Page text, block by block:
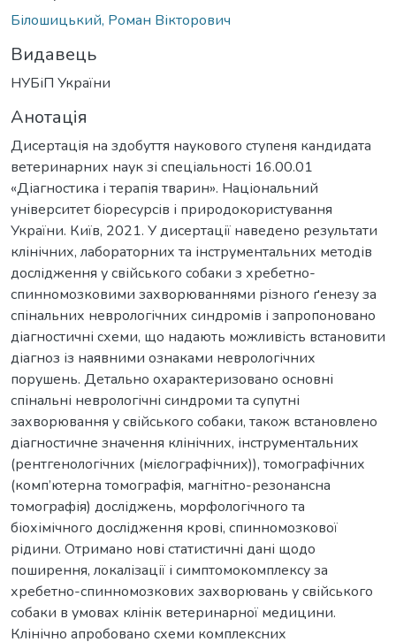
Білошицький, Роман Вікторович
Видавець
НУБіП України
Анотація
Дисертація на здобуття наукового ступеня кандидата
ветеринарних наук зі спеціальності 16.00.01
«Діагностика і терапія тварин». Національний
університет біоресурсів і природокористування
України. Київ, 2021. У дисертації наведено результати
клінічних, лабораторних та інструментальних методів
дослідження у свійського собаки з хребетно-
спинномозковими захворюваннями різного ґенезу за
спінальних неврологічних синдромів і запропоновано
діагностичні схеми, що надають можливість встановити
діагноз із наявними ознаками неврологічних
порушень. Детально охарактеризовано основні
спінальні неврологічні синдроми та супутні
захворювання у свійського собаки, також встановлено
діагностичне значення клінічних, інструментальних
(рентгенологічних (мієлографічних)), томографічних
(комп’ютерна томографія, магнітно-резонансна
томографія) досліджень, морфологічного та
біохімічного дослідження крові, спинномозкової
рідини. Отримано нові статистичні дані щодо
поширення, локалізації і симптомокомплексу за
хребетно-спинномозкових захворювань у свійського
собаки в умовах клінік ветеринарної медицини.
Клінічно апробовано схеми комплексних